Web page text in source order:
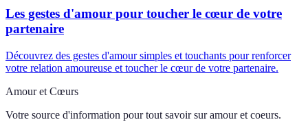
Les gestes d'amour pour toucher le cœur de votre
partenaire
Découvrez des gestes d'amour simples et touchants pour renforcer
votre relation amoureuse et toucher le cœur de votre partenaire.
Amour et Cœurs
Votre source d'information pour tout savoir sur amour et coeurs.